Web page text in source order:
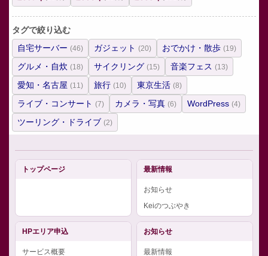
タグで絞り込む
自宅サーバー (46) ガジェット (20) おでかけ・散歩 (19)
グルメ・自炊 (18) サイクリング (15) 音楽フェス (13)
愛知・名古屋 (11) 旅行 (10) 東京生活 (8)
ライブ・コンサート (7) カメラ・写真 (6) WordPress (4)
ツーリング・ドライブ (2)
トップページ 最新情報
お知らせ
Keiのつぶやき
HPエリア申込
サービス概要
お知らせ
最新情報